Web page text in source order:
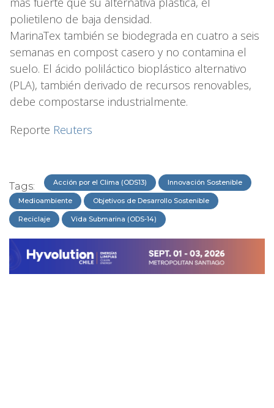
polietileno de baja densidad.
MarinaTex también se biodegrada en cuatro a seis
semanas en compost casero y no contamina el
suelo. El ácido poliláctico bioplástico alternativo
(PLA), también derivado de recursos renovables,
debe compostarse industrialmente.
Reporte Reuters
Tags: Acción por el Clima (ODS13) Innovación Sostenible
Medioambiente Objetivos de Desarrollo Sostenible
Reciclaje Vida Submarina (ODS-14)